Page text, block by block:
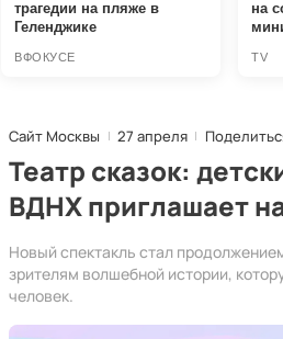
Сайт Москвы 27 апреля
Театр сказок:
ВДНХ приглашает
Новый спектакль стал
зрителям волшебной истории,
человек.